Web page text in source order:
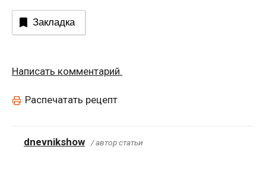
Закладка
Написать комментарий.
Распечатать рецепт
dnevnikshow / автор статьи